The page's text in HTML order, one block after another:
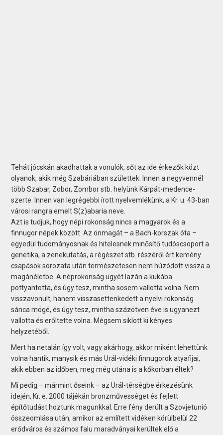
Tehát jócskán akadhattak a vonulók, sőt az ide érkezők közt
olyanok, akik még Szabáriában születtek. Innen a negyvennél
több Szabar, Zobor, Zombor stb. helyünk Kárpát-medence-
szerte. Innen van legrégebbi írott nyelvemlékünk, a Kr. u. 43-ban
városi rangra emelt S(z)abaria neve.
Azt is tudjuk, hogy népi rokonság nincs a magyarok és a
finnugor népek között. Az önmagát – a Bach-korszak óta –
egyedül tudományosnak és hitelesnek minősítő tudóscsoport a
genetika, a zenekutatás, a régészet stb. részéről ért kemény
csapások sorozata után természetesen nem húzódott vissza a
magánéletbe. A néprokonság ügyét lazán a kukába
pottyantotta, és úgy tesz, mintha sosem vallotta volna. Nem
visszavonult, hanem visszasettenkedett a nyelvi rokonság
sánca mögé, és úgy tesz, mintha százötven éve is ugyanezt
vallotta és erőltette volna. Mégsem siklott ki kényes
helyzetéből.
Mert ha netalán így volt, vagy akárhogy, akkor miként lehettünk
volna hantik, manysik és más Urál-vidéki finnugorok atyafijai,
akik ebben az időben, meg még utána is a kőkorban éltek?
Mi pedig – mármint őseink – az Urál-térségbe érkezésünk
idején, Kr. e. 2000 tájékán bronzművességet és fejlett
építőtudást hoztunk magunkkal. Erre fény derült a Szovjet­unió
összeomlása után, amikor az említett vidéken körülbelül 22
erődváros és számos falu maradványai kerültek elő a